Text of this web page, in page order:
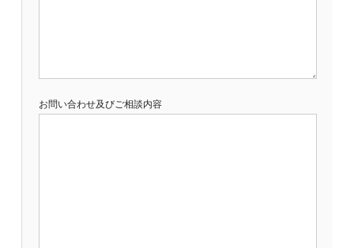
お問い合わせ及びご相談内容